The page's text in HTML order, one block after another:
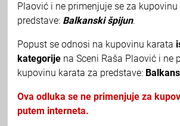
Plaović i ne primenjuje se za
predstave: Balkanski špijun.
Popust se odnosi na kupovinu karata
kategorije na Sceni Raša Plaović i ne
kupovinu karata za predstave:
Ova odluka se ne primenjuje za
putem interneta.